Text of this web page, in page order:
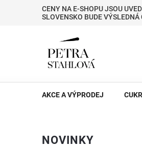
CENY NA E-SHOPU JSOU
SLOVENSKO BUDE
AKCE A VÝPRODEJ
NOVINKY